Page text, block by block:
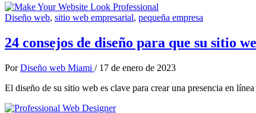
Diseño web, sitio web empresarial, pequeña empresa
24 consejos de diseño para que su sitio
PorDiseño web Miami / 17 de enero de 2023
El diseño de su sitio web es clave para crear una presencia en